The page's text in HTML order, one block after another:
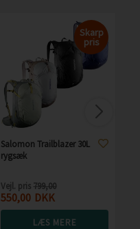
Skarp
pris
Salomon Trailblazer 30L
rygsæk
Vejl. pris 799,00
550,00 DKK
LÆS MERE